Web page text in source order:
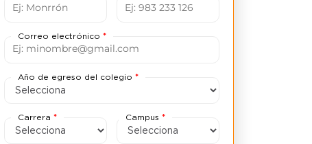
Correo electrónico *
Año de egreso del colegio *
Carrera * Campus *